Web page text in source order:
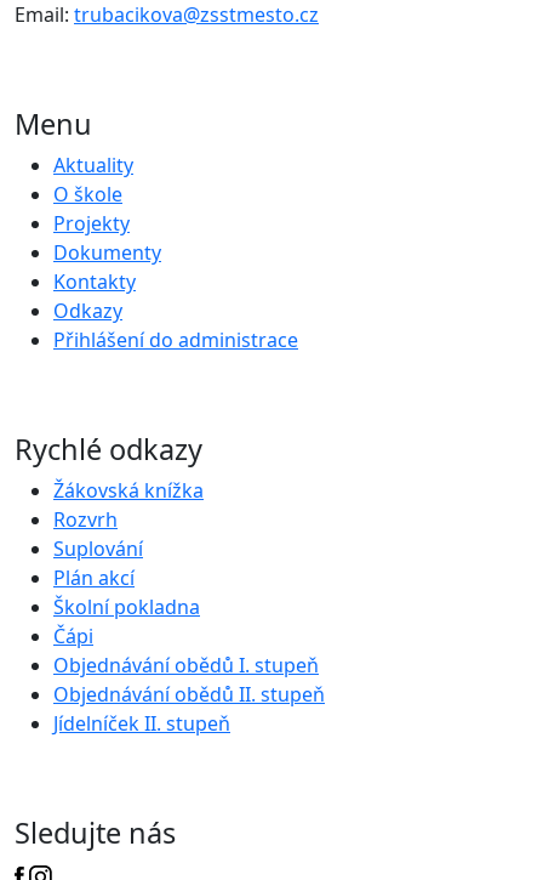
Email: trubacikova@zsstmesto.cz
Menu
Aktuality
O škole
Projekty
Dokumenty
Kontakty
Odkazy
Přihlášení do administrace
Rychlé odkazy
Žákovská knížka
Rozvrh
Suplování
Plán akcí
Školní pokladna
Čápi
Objednávání obědů I. stupeň
Objednávání obědů II. stupeň
Jídelníček II. stupeň
Sledujte nás